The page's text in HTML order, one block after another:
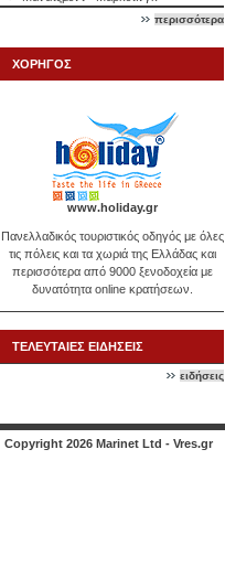
περισσότερα
ΧΟΡΗΓΟΣ
www.holiday.gr
Πανελλαδικός τουριστικός οδηγός με όλες
τις πόλεις και τα χωριά της Ελλάδας και
περισσότερα από 9000 ξενοδοχεία με
δυνατότητα online κρατήσεων.
ΤΕΛΕΥΤΑΙΕΣ ΕΙΔΗΣΕΙΣ
ειδήσεις
Copyright 2026 Marinet Ltd - Vres.gr